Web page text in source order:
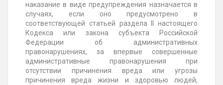
наказание в виде предупреждения назначается в
случаях, если оно предусмотрено в
соответствующей статьей раздела II настоящего
Кодекса или закона субъекта Российской
Федерации об административных
правонарушениях, за впервые совершенные
административные правонарушения при
отсутствии причинения вреда или угрозы
причинения вреда жизни и здоровью людей,